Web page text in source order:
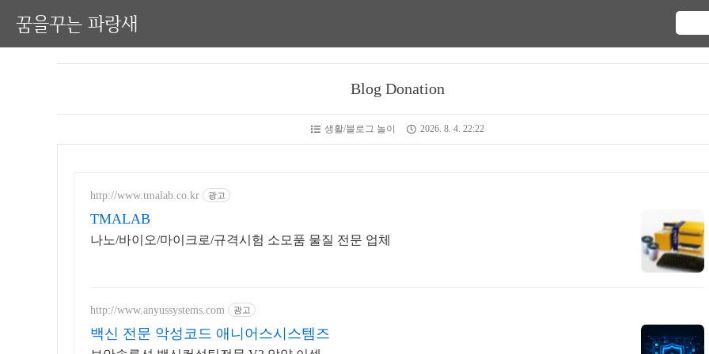
꿈을꾸는 파랑새
Blog Donation
생활/블로그 놀이 2026. 8. 4. 22:22
http://www.tmalab.co.kr 광고
TMALAB
나노/바이오/마이크로/규격시험 소모품 물질 전문 업체
http://www.anyussystems.com 광고
백신 전문 악성코드 애니어스시스템즈